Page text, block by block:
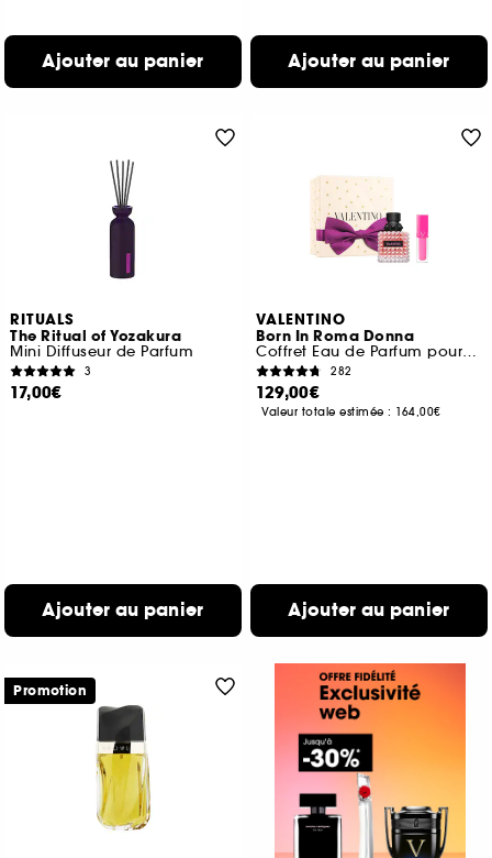
Ajouter au panier Ajouter au panier
RITUALS
The Ritual of Yozakura
Mini Diffuseur de Parfum
3
17,00€
Ajouter au panier
VALENTINO
Born In Roma Donna
Coffret Eau de Parfum pour femme
282
129,00€
Valeur totale estimée : 164,00€
Ajouter au panier
Promotion